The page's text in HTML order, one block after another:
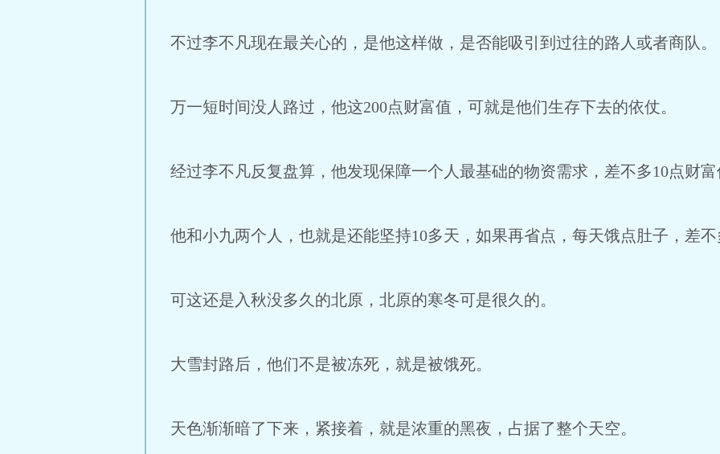
不过李不凡现在最关心的，是他这样做，是否能吸引到过往的路人或者商队。
万一短时间没人路过，他这200点财富值，可就是他们生存下去的依仗。
经过李不凡反复盘算，他发现保障一个人最基础的物资需求，差不多10点财
他和小九两个人，也就是还能坚持10多天，如果再省点，每天饿点肚子，差
可这还是入秋没多久的北原，北原的寒冬可是很久的。
大雪封路后，他们不是被冻死，就是被饿死。
天色渐渐暗了下来，紧接着，就是浓重的黑夜，占据了整个天空。